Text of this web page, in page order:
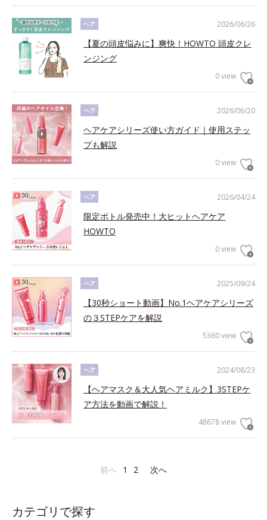
2026/06/26
ヘア
【夏の頭皮悩みに】爽快！HOWTO 頭皮クレ
ンジング
0 view
2026/06/20
ヘア
ヘアケアシリーズ使い方ガイド｜使用ステッ
プも解説
0 view
2026/04/24
ヘア
限定ボトル発売中！大ヒットヘアケア
HOWTO
0 view
2025/09/24
ヘア
【30秒ショート動画】No.1ヘアケアシリーズ
の３STEPケアを解説
5360 view
2024/08/23
ヘア
【ヘアマスク＆大人気ヘアミルク】3STEPケ
ア方法を動画で解説！
48678 view
前へ 1 2 次へ
カテゴリで探す